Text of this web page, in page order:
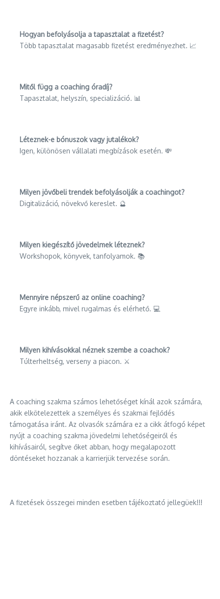
Hogyan befolyásolja a tapasztalat a fizetést?
Több tapasztalat magasabb fizetést eredményezhet. 📈
Mitől függ a coaching óradíj?
Tapasztalat, helyszín, specializáció. 📊
Léteznek-e bónuszok vagy jutalékok?
Igen, különösen vállalati megbízások esetén. 💸
Milyen jövőbeli trendek befolyásolják a coachingot?
Digitalizáció, növekvő kereslet. 🔮
Milyen kiegészítő jövedelmek léteznek?
Workshopok, könyvek, tanfolyamok. 📚
Mennyire népszerű az online coaching?
Egyre inkább, mivel rugalmas és elérhető. 💻
Milyen kihívásokkal néznek szembe a coachok?
Túlterheltség, verseny a piacon. ⚔️
A coaching szakma számos lehetőséget kínál azok számára,
akik elkötelezettek a személyes és szakmai fejlődés
támogatása iránt. Az olvasók számára ez a cikk átfogó képet
nyújt a coaching szakma jövedelmi lehetőségeiről és
kihívásairól, segítve őket abban, hogy megalapozott
döntéseket hozzanak a karrierjük tervezése során.
A fizetések összegei minden esetben tájékoztató jellegüek!!!